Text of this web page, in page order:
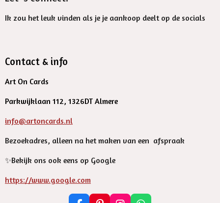
Ik zou het leuk vinden als je je aankoop deelt op de socials
Contact & info
Art On Cards
Parkwijklaan 112, 1326DT Almere
info@artoncards.nl
Bezoekadres, alleen na het maken van een afspraak
✨️Bekijk ons ook eens op Google
https://www.google.com